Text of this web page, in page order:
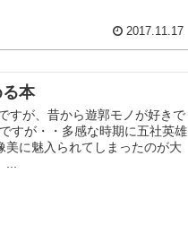
2017.11.17
本
すが、昔から遊郭モノが好きで
すが・・多感な時期に五社英雄
美に魅入られてしまったのが大